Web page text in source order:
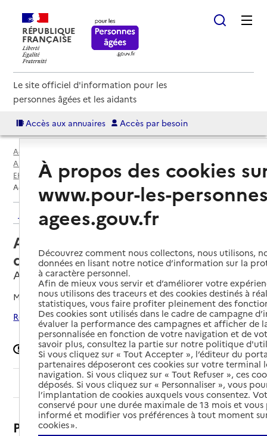
RÉPUBLIQUE
FRANÇAISE
Le site officiel d'information pour les
personnes âgées et les aidants
Accès aux annuaires Accès par besoin
Accueil
Annuaire EHPAD et maisons de retraite
EHPAD par département
Corse-du-Sud (2A)
Ajaccio
Accueil de jour ADMR Maladie d'Alzheimer
Retour aux résultats de l'annuaire
Accueil de jour ADMR Maladie
d'Alzheimer
Ajaccio, CORSE-DU-SUD
Mis à jour le08/09/2024
Rechercher les établissements autour de Ajaccio
Signaler une erreur
Sommaire
Présentation
À propos des cookies
www.pour-les-
agees.gouv.fr
Découvrez comment nous collectons, nous utilisons,
données en lisant notre notice d’information sur la
à caractère personnel.
Afin de mieux vous servir et d’améliorer votre
nous utilisons des traceurs et des cookies destinés à
statistiques, vous faire profiter pleinement des
Des cookies sont utilisés dans le cadre de campagne
évaluer la performance des campagnes et afficher de
personnalisée en fonction de votre navigation et de
savoir plus, consultez la partie sur notre politique
Si vous cliquez sur « Tout Accepter », l’éditeur du
partenaires déposeront ces cookies sur votre terminal
navigation. Si vous cliquez sur « Tout Refuser », ces
déposés. Si vous cliquez sur « Personnaliser », vous
l’implantation de cookies auxquels vous consentez.
conservé pour une durée maximale de 13 mois et
informé et modifier vos préférences à tout moment
cookies ».